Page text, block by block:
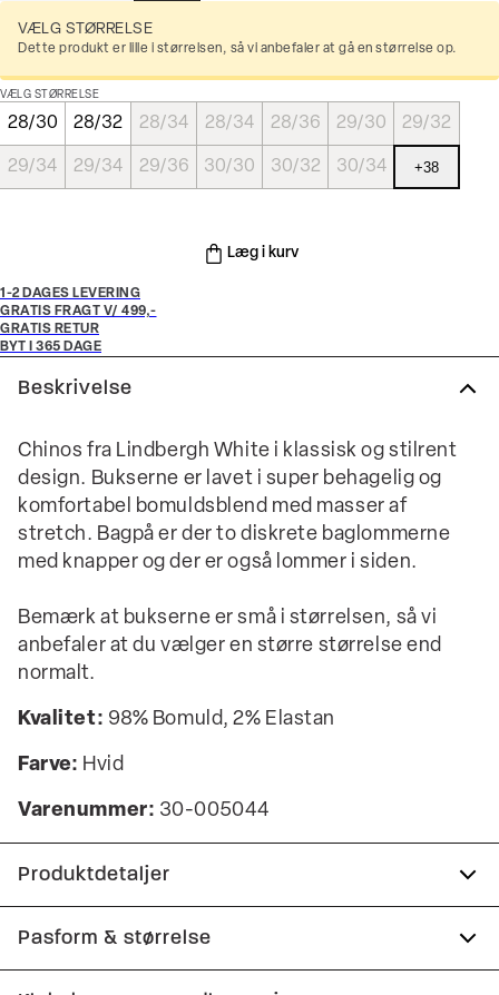
VÆLG STØRRELSE
Dette produkt er lille i størrelsen, så vi anbefaler at gå en størrelse op.
VÆLG STØRRELSE
28/30 28/32 28/34 28/34 28/36 29/30 29/32
29/34 29/34 29/36 30/30 30/32 30/34 +38
Læg i kurv
1-2 DAGES LEVERING
GRATIS FRAGT V/ 499,-
GRATIS RETUR
BYT I 365 DAGE
Beskrivelse
Chinos fra Lindbergh White i klassisk og stilrent
design. Bukserne er lavet i super behagelig og
komfortabel bomuldsblend med masser af
stretch. Bagpå er der to diskrete baglommerne
med knapper og der er også lommer i siden.
Bemærk at bukserne er små i størrelsen, så vi
anbefaler at du vælger en større størrelse end
normalt.
Kvalitet: 98% Bomuld, 2% Elastan
Farve: Hvid
Varenummer: 30-005044
Produktdetaljer
Lavet med Superflex, der giver ekstra
elasticitet og komfort.
Pasform & størrelse